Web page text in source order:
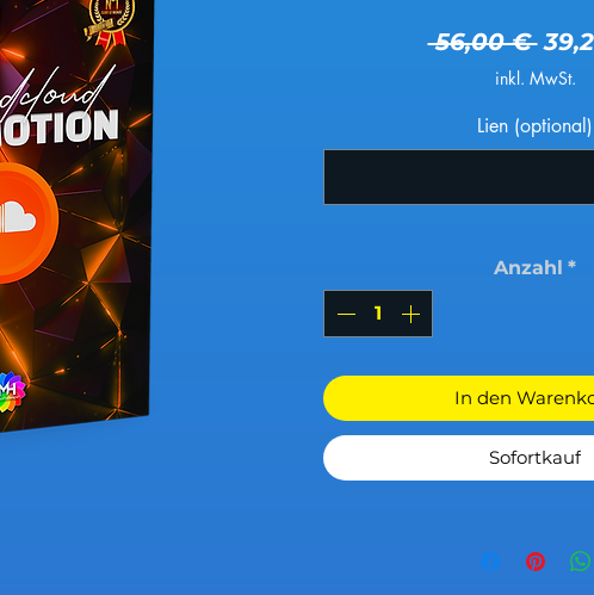
56,00 €
inkl. MwSt.
Lien (optional)
Anzahl *
In den
Sofortkauf